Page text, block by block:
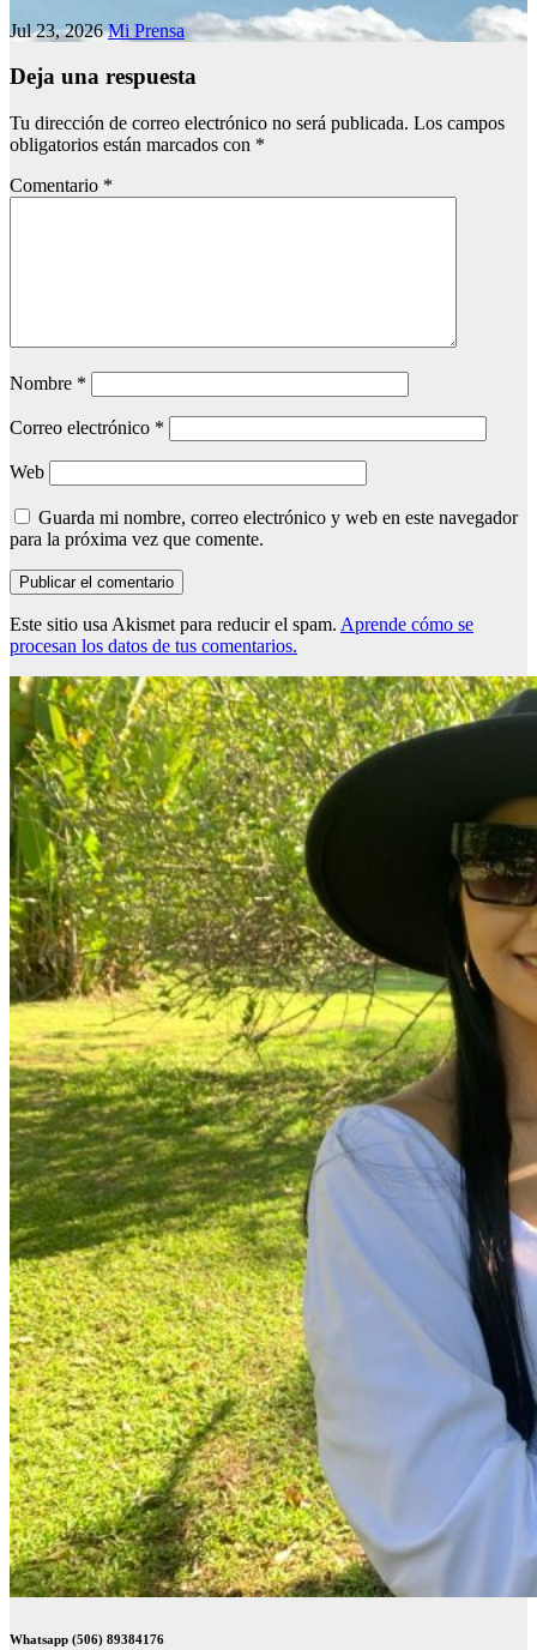
Jul 23, 2026Mi Prensa
Deja una respuesta
Tu dirección de correo electrónico no será publicada. Los campos
obligatorios están marcados con *
Comentario *
Nombre *
Correo electrónico *
Web
Guarda mi nombre, correo electrónico y web en este navegador
para la próxima vez que comente.
Este sitio usa Akismet para reducir el spam. Aprende cómo se
procesan los datos de tus comentarios.
Whatsapp (506) 89384176